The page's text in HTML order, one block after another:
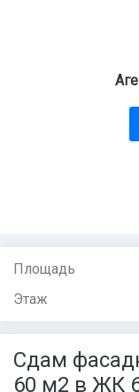
Площадь
Этаж
Сдам
60 м2 в ЖК